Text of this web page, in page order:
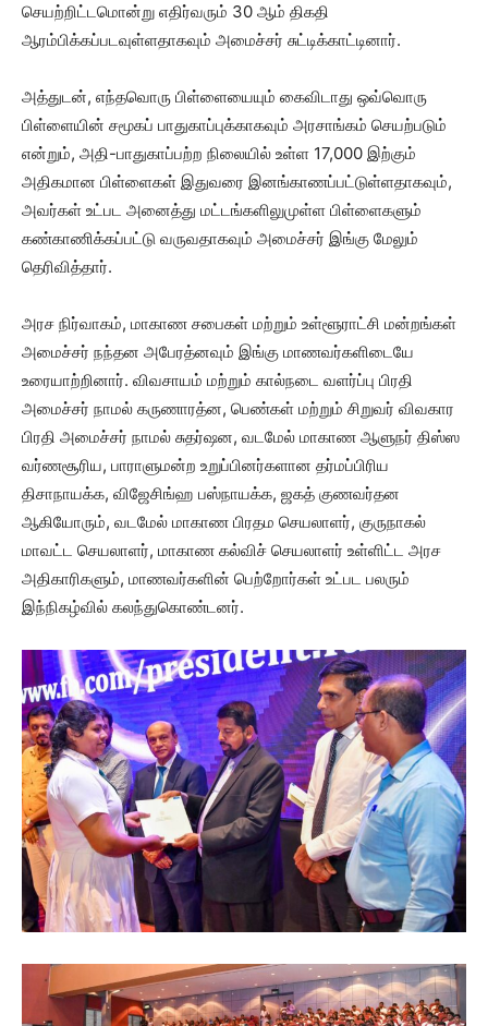
செயற்றிட்டமொன்று எதிர்வரும் 30 ஆம் திகதி
ஆரம்பிக்கப்படவுள்ளதாகவும் அமைச்சர் சுட்டிக்காட்டினார்.
அத்துடன், எந்தவொரு பிள்ளையையும் கைவிடாது ஒவ்வொரு
பிள்ளையின் சமூகப் பாதுகாப்புக்காகவும் அரசாங்கம் செயற்படும்
என்றும், அதி-பாதுகாப்பற்ற நிலையில் உள்ள 17,000 இற்கும்
அதிகமான பிள்ளைகள் இதுவரை இனங்காணப்பட்டுள்ளதாகவும்,
அவர்கள் உட்பட அனைத்து மட்டங்களிலுமுள்ள பிள்ளைகளும்
கண்காணிக்கப்பட்டு வருவதாகவும் அமைச்சர் இங்கு மேலும்
தெரிவித்தார்.
அரச நிர்வாகம், மாகாண சபைகள் மற்றும் உள்ளூராட்சி மன்றங்கள்
அமைச்சர் நந்தன அபேரத்னவும் இங்கு மாணவர்களிடையே
உரையாற்றினார். விவசாயம் மற்றும் கால்நடை வளர்ப்பு பிரதி
அமைச்சர் நாமல் கருணாரத்ன, பெண்கள் மற்றும் சிறுவர் விவகார
பிரதி அமைச்சர் நாமல் சுதர்ஷன, வடமேல் மாகாண ஆளுநர் திஸ்ஸ
வர்ணசூரிய, பாராளுமன்ற உறுப்பினர்களான தர்மப்பிரிய
திசாநாயக்க, விஜேசிங்ஹ பஸ்நாயக்க, ஜகத் குணவர்தன
ஆகியோரும், வடமேல் மாகாண பிரதம செயலாளர், குருநாகல்
மாவட்ட செயலாளர், மாகாண கல்விச் செயலாளர் உள்ளிட்ட அரச
அதிகாரிகளும், மாணவர்களின் பெற்றோர்கள் உட்பட பலரும்
இந்நிகழ்வில் கலந்துகொண்டனர்.